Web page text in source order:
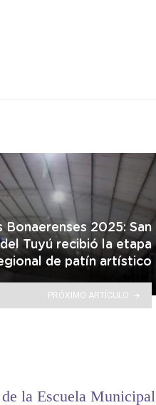
Bonaerenses 2025: San
Tuyú recibió la etapa
de patín artístico
PRÓXIMO ARTÍCULO
la Escuela Municipal